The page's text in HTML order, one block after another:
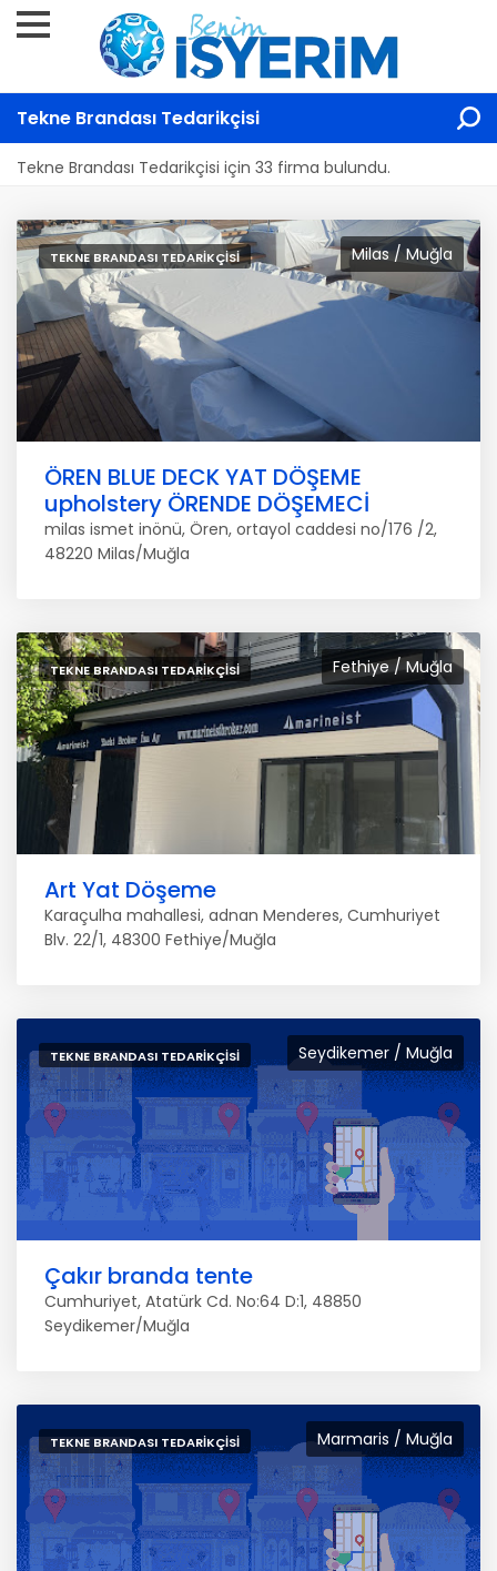
Tekne Brandası Tedarikçisi
Tekne Brandası Tedarikçisi için 33 firma bulundu.
Milas / Muğla
TEKNE BRANDASI TEDARIKÇISI
ÖREN BLUE DECK YAT DÖŞEME
upholstery ÖRENDE DÖŞEMECİ
milas ismet inönü, Ören, ortayol caddesi no/176 /2,
48220 Milas/Muğla
Fethiye / Muğla
TEKNE BRANDASI TEDARIKÇISI
Art Yat Döşeme
Karaçulha mahallesi, adnan Menderes, Cumhuriyet
Blv. 22/1, 48300 Fethiye/Muğla
Seydikemer / Muğla
TEKNE BRANDASI TEDARIKÇISI
Çakır branda tente
Cumhuriyet, Atatürk Cd. No:64 D:1, 48850
Seydikemer/Muğla
Marmaris / Muğla
TEKNE BRANDASI TEDARIKÇISI